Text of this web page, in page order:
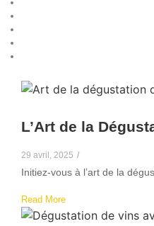
L’Art de la
29 avril, 2025 /
Initiez-vous à l’art de la
Read More